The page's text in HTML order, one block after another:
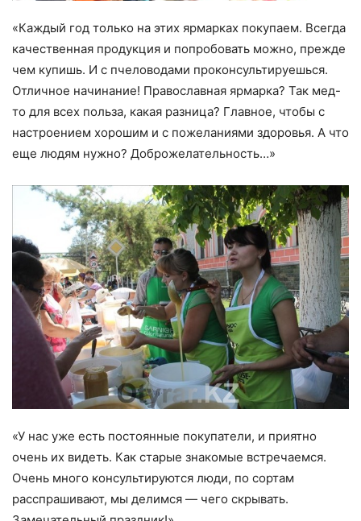
«Каждый год только на этих ярмарках покупаем. Всегда
качественная продукция и попробовать можно, прежде
чем купишь. И с пчеловодами проконсультируешься.
Отличное начинание! Православная ярмарка? Так мед-
то для всех польза, какая разница? Главное, чтобы с
настроением хорошим и с пожеланиями здоровья. А что
еще людям нужно? Доброжелательность…»
«У нас уже есть постоянные покупатели, и приятно
очень их видеть. Как старые знакомые встречаемся.
Очень много консультируются люди, по сортам
расспрашивают, мы делимся — чего скрывать.